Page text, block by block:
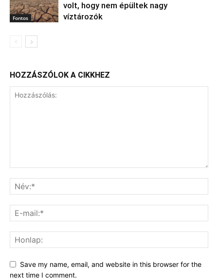
Fontos
volt, hogy nem épültek nagy
víztározók
HOZZÁSZÓLOK A CIKKHEZ
Save my name, email, and website in this browser for the
next time I comment.